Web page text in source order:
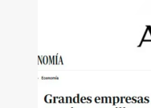
gestionar con
sus principales